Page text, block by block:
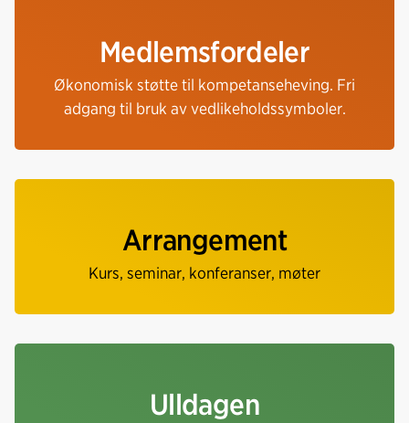
Medlemsfordeler
Økonomisk støtte til kompetanseheving. Fri
adgang til bruk av vedlikeholdssymboler.
Arrangement
Kurs, seminar, konferanser, møter
Ulldagen